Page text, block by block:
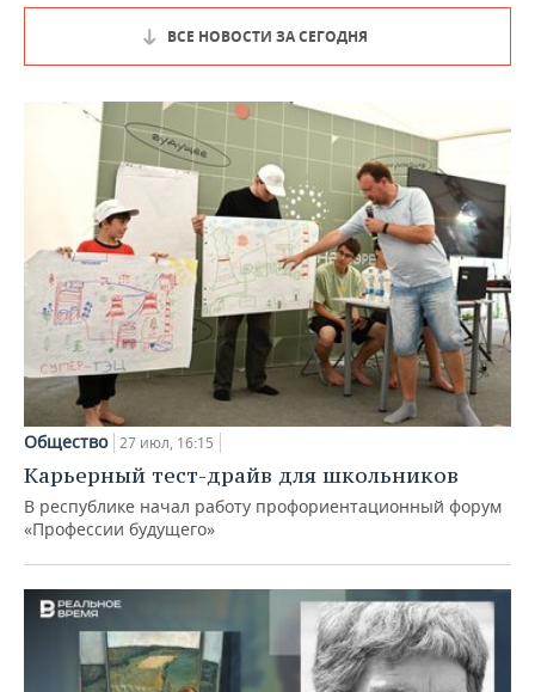
ВСЕ НОВОСТИ ЗА СЕГОДНЯ
Общество 27 июл, 16:15
Карьерный тест-драйв для школьников
В республике начал работу профориентационный форум
«Профессии будущего»